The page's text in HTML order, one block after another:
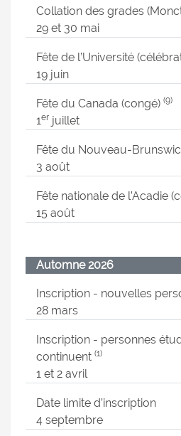
Collation des grades
29 et 30 mai
Fête de l’Université
19 juin
Fête du Canada (congé) (9)
1er juillet
Fête du Nouveau-
3 août
Fête nationale de l’Acadie
15 août
Automne 2026
Inscription - nouvelles
28 mars
Inscription - personnes
continuent (1)
1 et 2 avril
Date limite d’inscription
4 septembre